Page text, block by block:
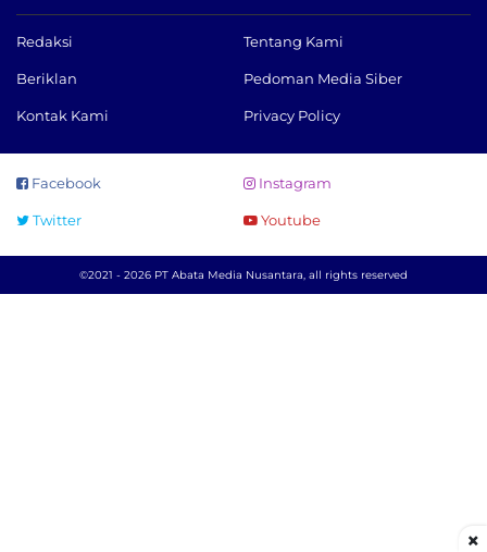
Redaksi Tentang Kami
Beriklan Pedoman Media Siber
Kontak Kami Privacy Policy
Facebook Instagram
Twitter Youtube
©2021 - 2026 PT Abata Media Nusantara, all rights reserved
×